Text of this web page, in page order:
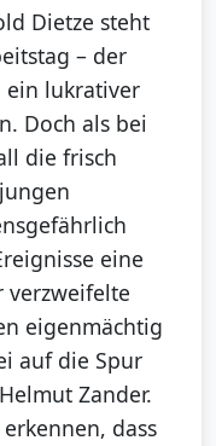
Dietze steht
– der
ein lukrativer
Doch als bei
die frisch
eine
verzweifelte
eigenmächtig
auf die Spur
Zander.
dass